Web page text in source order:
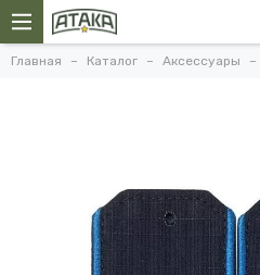
Главная Каталог Аксессуары